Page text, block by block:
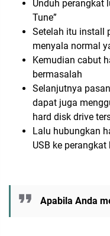
Unduh perangkat
Tune”
Setelah itu install
menyala normal
Kemudian cabut
bermasalah
Selanjutnya
dapat juga
hard disk drive
Lalu hubungkan
USB ke
Apabila Anda